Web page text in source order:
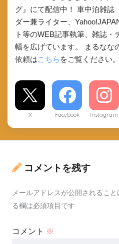
グ』にて配信中！ 車中泊雑誌
ダー兼ライター、
ト等のWEB記事執筆、雑誌
幅を広げています。 まるなな
依頼はこちら をご覧ください。
X Facebook Instagram
コメントを残す
メールアドレスが公開されること
る欄は必須項目です
コメント ※